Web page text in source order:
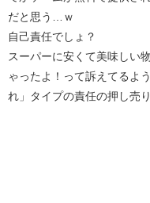
だと思う…ｗ
自己責任でしょ？
スーパーに安くて美味しい
ゃったよ！って訴えてるよ
れ」タイプの責任の押し売